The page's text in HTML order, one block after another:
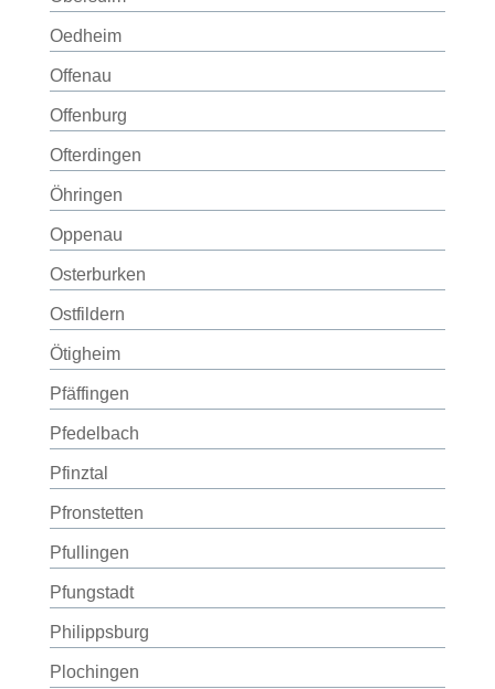
Oedheim
Offenau
Offenburg
Ofterdingen
Öhringen
Oppenau
Osterburken
Ostfildern
Ötigheim
Pfäffingen
Pfedelbach
Pfinztal
Pfronstetten
Pfullingen
Pfungstadt
Philippsburg
Plochingen